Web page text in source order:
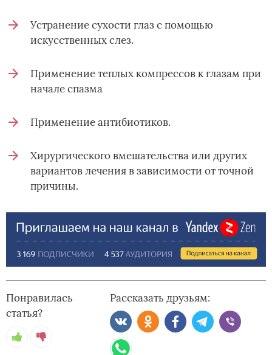
Устранение сухости глаз с помощью
искусственных слез.
Применение теплых компрессов к глазам при
начале спазма
Применение антибиотиков.
Хирургического вмешательства или других
вариантов лечения в зависимости от точной
причины.
Понравилась
статья?
Рассказать друзьям: